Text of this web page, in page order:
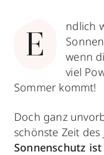
E
ndlich
wenn
viel
Sommer kommt!
Doch ganz
schönste Zeit des
Sonnenschutz